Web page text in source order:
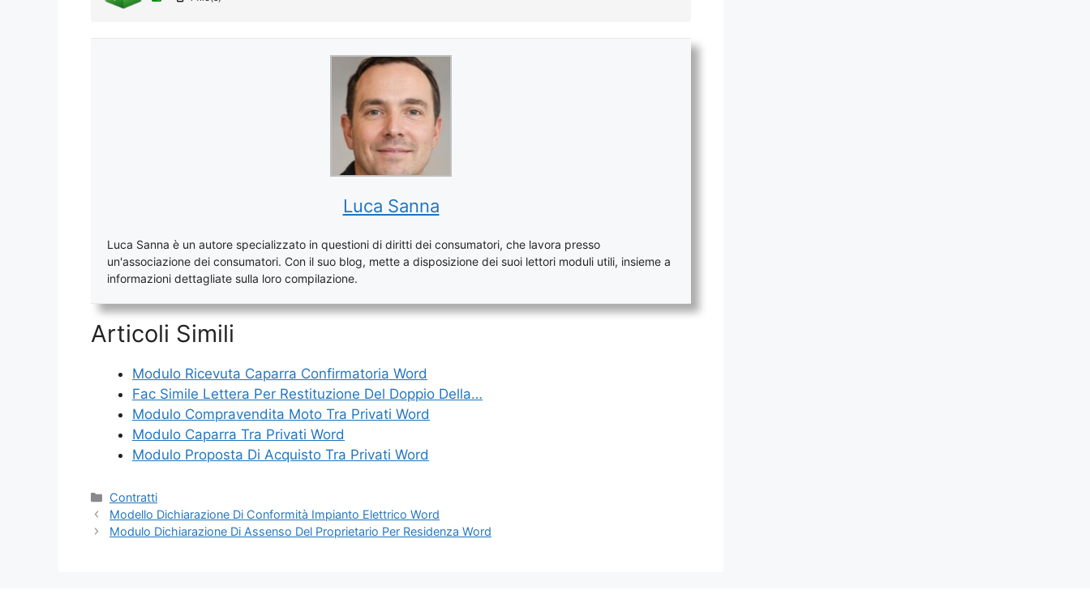
Luca Sanna
Luca Sanna è un autore specializzato in questioni di diritti dei consumatori, che lavora presso
un'associazione dei consumatori. Con il suo blog, mette a disposizione dei suoi lettori moduli utili, insieme a
informazioni dettagliate sulla loro compilazione.
Articoli Simili
Modulo Ricevuta Caparra Confirmatoria Word
Fac Simile Lettera Per Restituzione Del Doppio Della…
Modulo Compravendita Moto Tra Privati Word
Modulo Caparra Tra Privati Word
Modulo Proposta Di Acquisto Tra Privati Word
Categorie
Contratti
Modello Dichiarazione Di Conformità Impianto Elettrico Word
Modulo Dichiarazione Di Assenso Del Proprietario Per Residenza Word